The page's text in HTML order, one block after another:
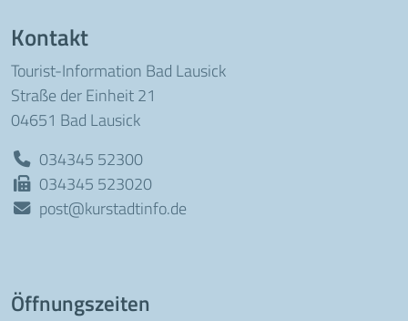
Kontakt
Tourist-Information Bad Lausick
Straße der Einheit 21
04651 Bad Lausick
034345 52300
034345 523020
post@kurstadtinfo.de
Öffnungszeiten